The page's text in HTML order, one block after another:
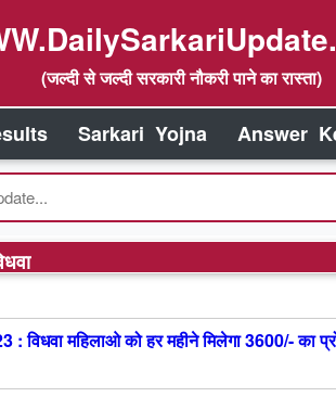
(जल्दी से जल्दी सरकारी नौकरी पाने का रास्ता)
Sarkari Yojna Answer
महिलाओ को हर महीने मिलेगा 3600/- का